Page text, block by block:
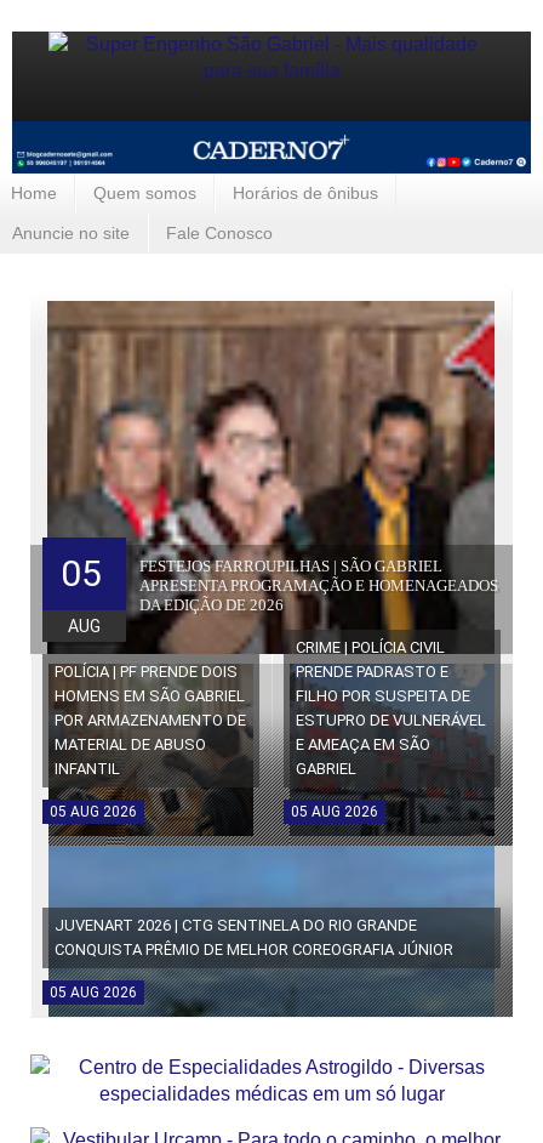
Home Quem somos Horários de ônibus
Anuncie no site Fale Conosco
FESTEJOS FARROUPILHAS | SÃO GABRIEL
APRESENTA PROGRAMAÇÃO E HOMENAGEADOS
DA EDIÇÃO DE 2026
05
AUG
POLÍCIA | PF PRENDE DOIS
HOMENS EM SÃO GABRIEL
POR ARMAZENAMENTO DE
MATERIAL DE ABUSO
INFANTIL
05 AUG 2026
CRIME | POLÍCIA CIVIL
PRENDE PADRASTO E
FILHO POR SUSPEITA DE
ESTUPRO DE VULNERÁVEL
E AMEAÇA EM SÃO
GABRIEL
05 AUG 2026
JUVENART 2026 | CTG SENTINELA DO RIO GRANDE
CONQUISTA PRÊMIO DE MELHOR COREOGRAFIA JÚNIOR
05 AUG 2026